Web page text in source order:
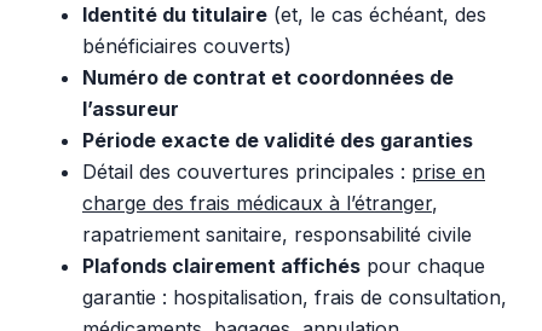
Identité du titulaire (et, le cas échéant, des
bénéficiaires couverts)
Numéro de contrat et coordonnées de
l’assureur
Période exacte de validité des garanties
Détail des couvertures principales : prise en
charge des frais médicaux à l’étranger,
rapatriement sanitaire, responsabilité civile
Plafonds clairement affichés pour chaque
garantie : hospitalisation, frais de consultation,